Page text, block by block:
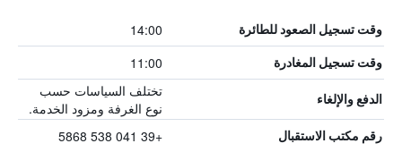
وقت تسجيل الصعود للطائرة 14:00
وقت تسجيل المغادرة 11:00
الدفع والإلغاء
تختلف السياسات حسب
نوع الغرفة ومزود الخدمة.
رقم مكتب الاستقبال +39 041 538 5868